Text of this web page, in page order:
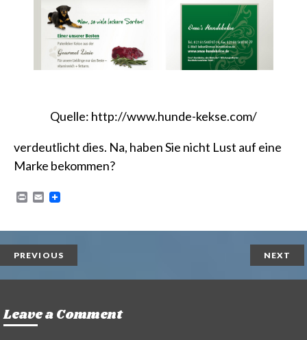
Quelle: http://www.hunde-kekse.com/
verdeutlicht dies. Na, haben Sie nicht Lust auf eine
Marke bekommen?
n
E
i
PREVIOUS NEXT
Leave a Comment